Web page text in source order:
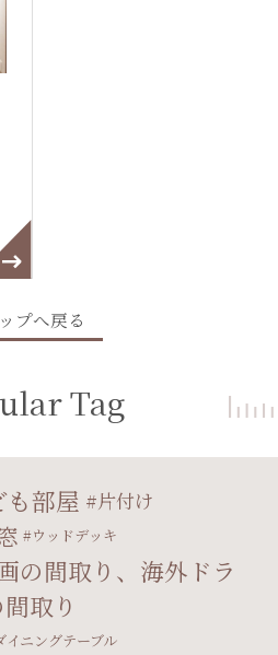
プへ戻る
Tag
も部屋 片付け
ウッドデッキ
の間取り、海外ドラ
取り
イニングテーブル